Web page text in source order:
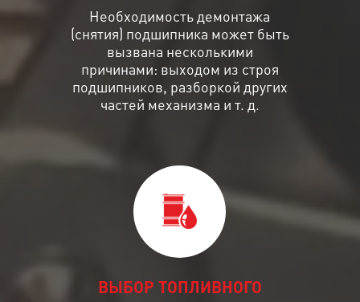
Необходимость демонтажа
(снятия) подшипника может быть
вызвана несколькими
причинами: выходом из строя
подшипников, разборкой других
частей механизма и т. д.
ВЫБОР ТОПЛИВНОГО